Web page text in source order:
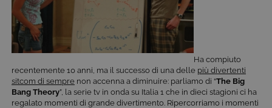
Ha compiuto
recentemente 10 anni, ma il successo di una delle più divertenti
sitcom di sempre non accenna a diminuire: parliamo di “The Big
Bang Theory”, la serie tv in onda su Italia 1 che in dieci stagioni ci ha
regalato momenti di grande divertimento. Ripercorriamo i momenti